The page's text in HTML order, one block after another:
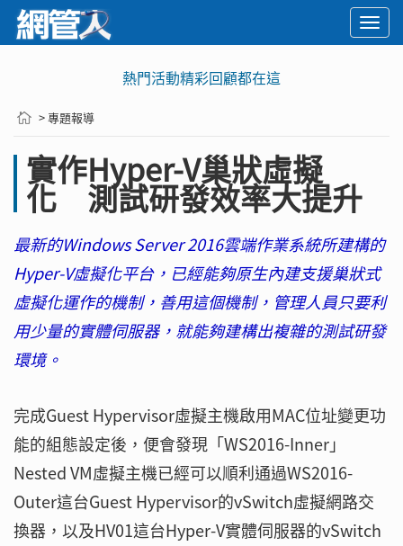
熱門活動精彩回顧都在這
> 專題報導
實作Hyper-V巢狀虛擬
化 測試研發效率大提升
最新的Windows Server 2016雲端作業系統所建構的
Hyper-V虛擬化平台，已經能夠原生內建支援巢狀式
虛擬化運作的機制，善用這個機制，管理人員只要利
用少量的實體伺服器，就能夠建構出複雜的測試研發
環境。
完成Guest Hypervisor虛擬主機啟用MAC位址變更功
能的組態設定後，便會發現「WS2016-Inner」
Nested VM虛擬主機已經可以順利通過WS2016-
Outer這台Guest Hypervisor的vSwitch虛擬網路交
換器，以及HV01這台Hyper-V實體伺服器的vSwitch